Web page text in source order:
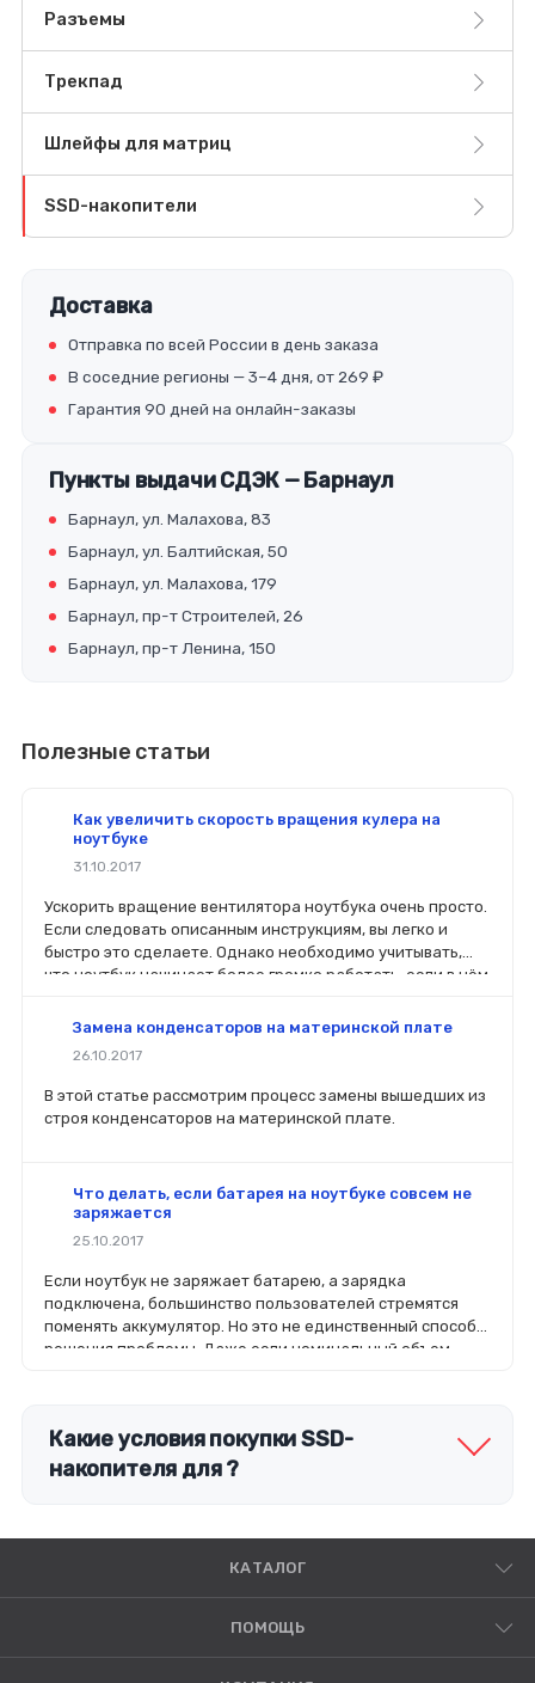
Разъемы
Трекпад
Шлейфы для матриц
SSD-накопители
Доставка
Отправка по всей России в день заказа
В соседние регионы — 3–4 дня, от 269 ₽
Гарантия 90 дней на онлайн-заказы
Пункты выдачи СДЭК — Барнаул
Барнаул, ул. Малахова, 83
Барнаул, ул. Балтийская, 50
Барнаул, ул. Малахова, 179
Барнаул, пр-т Строителей, 26
Барнаул, пр-т Ленина, 150
Полезные статьи
Как увеличить скорость вращения кулера на
ноутбуке
31.10.2017
Ускорить вращение вентилятора ноутбука очень просто.
Если следовать описанным инструкциям, вы легко и
быстро это сделаете. Однако необходимо учитывать,
что ноутбук начинает более громко работать, если в нём
Замена конденсаторов на материнской плате
26.10.2017
В этой статье рассмотрим процесс замены вышедших из
строя конденсаторов на материнской плате.
Что делать, если батарея на ноутбуке совсем не
заряжается
25.10.2017
Если ноутбук не заряжает батарею, а зарядка
подключена, большинство пользователей стремятся
поменять аккумулятор. Но это не единственный способ
решения проблемы. Даже если номинальный объем
Какие условия покупки SSD-
накопителя для ?
КАТАЛОГ
ПОМОЩЬ